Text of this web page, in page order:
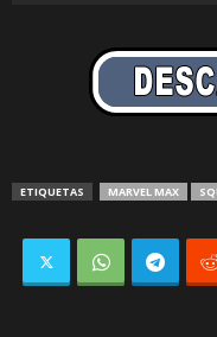
ETIQUETAS MARVEL MAX